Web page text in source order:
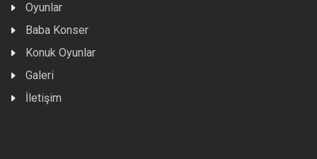
Oyunlar
Baba Konser
Konuk Oyunlar
Galeri
İletişim